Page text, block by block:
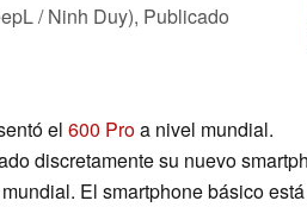
/ Ninh Duy), Publicado
el 600 Proa nivel mundial.
discretamente su nuevo
El smartphone básico